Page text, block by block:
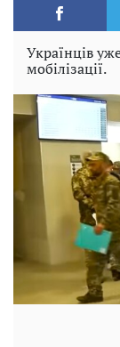
Українців
мобілізації.